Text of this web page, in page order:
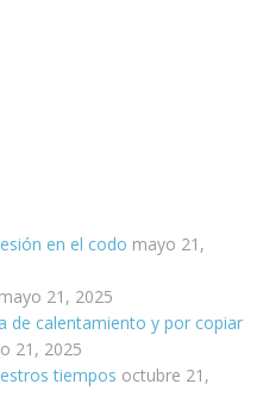
en el codo mayo 21,
mayo 21, 2025
de calentamiento y por copiar
21, 2025
tiempos octubre 21,